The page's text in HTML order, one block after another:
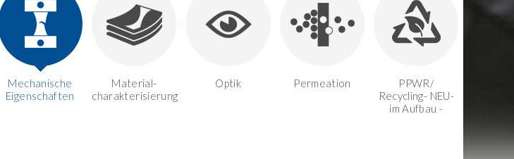
Mechanische
Eigenschaften
Material-
charakterisierung
Optik Permeation
PPWR/
Recycling- NEU-
im Aufbau -